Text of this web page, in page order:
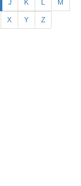
J K L M
X Y Z